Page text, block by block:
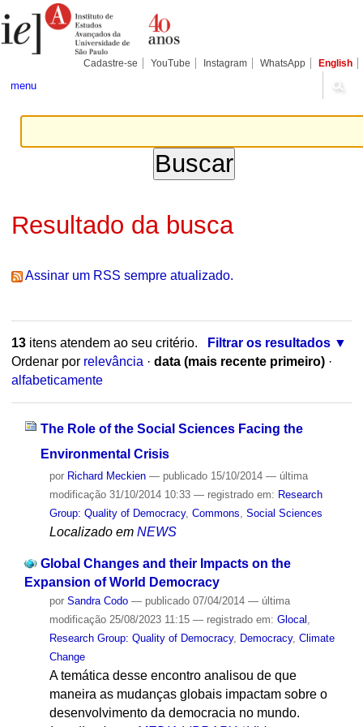
para
conteúdo.
Pessoais
Cadastre-se YouTube Instagram WhatsApp English
menu
Resultado da busca
Assinar um RSS sempre atualizado.
13itens atendem ao seu critério.
Filtrar os resultados
Ordenar por relevância · data (mais recente primeiro) ·
alfabeticamente
The Role of the Social Sciences Facing the
Environmental Crisis
por Richard Meckien — publicado15/10/2014 — última
modificação31/10/2014 10:33 — registrado em: Research
Group: Quality of Democracy, Commons Social Sciences
Localizado em NEWS
Global Changes and their Impacts on the
Expansion of World Democracy
por Sandra Codo — publicado07/04/2014 — última
modificação25/08/2023 11:15 — registrado em: Glocal
Research Group: Quality of Democracy, Democracy, Climate
Change
A temática desse encontro analisou de que
maneira as mudanças globais impactam sobre o
desenvolvimento da democracia no mundo.